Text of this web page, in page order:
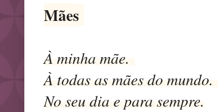
Mães
À minha mãe.
À todas as mães do mundo.
No seu dia e para sempre.